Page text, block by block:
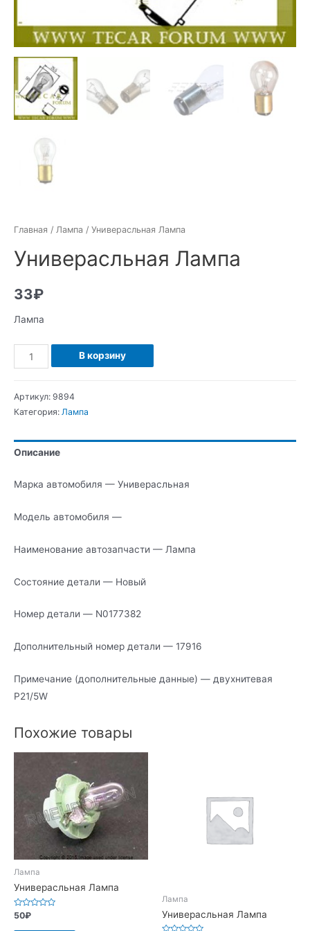
Главная / Лампа / Универасльная Лампа
Универасльная Лампа
33₽
Лампа
Количество
Универасльная
В корзину
Артикул: 9894
Категория: Лампа
Описание
Марка автомобиля — Универасльная
Модель автомобиля —
Наименование автозапчасти — Лампа
Состояние детали — Новый
Номер детали — N0177382
Дополнительный номер детали — 17916
Примечание (дополнительные данные) — двухнитевая
P21/5W
Похожие товары
Лампа
Универасльная Лампа
Оценка
0
из
50₽
Лампа
Универасльная Лампа